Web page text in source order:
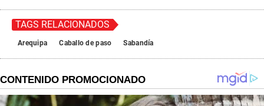
TAGS RELACIONADOS
Arequipa Caballo de paso Sabandía